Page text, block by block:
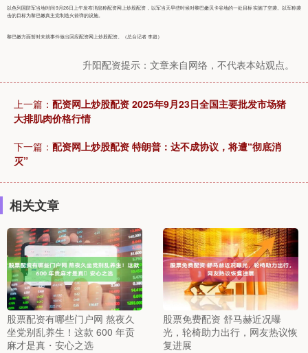
以色列国防军当地时间9月26日上午发布消息称配资网上炒股配资，以军当天早些时候对黎巴嫩贝卡谷地的一处目标实施了空袭。以军称袭
击的目标为黎巴嫩真主党制造火箭弹的设施。
黎巴嫩方面暂时未就事件做出回应配资网上炒股配资。（总台记者 李超）
升阳配资提示：文章来自网络，不代表本站观点。
上一篇： 配资网上炒股配资 2025年9月23日全国主要批发市场猪
大排肌肉价格行情
下一篇： 配资网上炒股配资 特朗普：达不成协议，将遭“彻底消
灭”
相关文章
股票配资有哪些门户网 熬夜久
坐党别乱养生！这款 600 年贡
麻才是真・安心之选
股票免费配资 舒马赫近况曝
光，轮椅助力出行，网友热议恢
复进展